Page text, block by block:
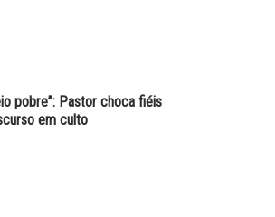
pobre”: Pastor choca fiéis
em culto